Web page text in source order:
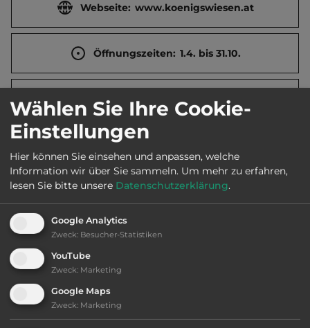
Webseite: www.koenigswiesen.at
Öffnungszeiten: 1.4. bis 31.10.
Telefon: 0043 7955 62550
Sehenswürdigkeiten:
Pranger. Spätgotische Pfarrkirche. Heimatmuseum
mit Zündapp-Ausstellung. Klammleitenschlucht
mit Mühle und Holzschwemme. Jagdmärchenpark
Ausstattung:
Wählen Sie Ihre Cookie-
Einstellungen
Hier können Sie einsehen und anpassen, welche
Information wir über Sie sammeln. Um mehr zu erfahren,
lesen Sie bitte unsere Datenschutzerklärung.
Google Analytics
Zweck: Besucher-Statistiken
YouTube
Zweck: Marketing
Google Maps
Zweck: Marketing